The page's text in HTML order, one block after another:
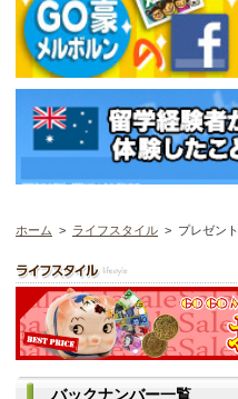
ホーム > ライフスタイル > プレゼント
バックナンバー一覧